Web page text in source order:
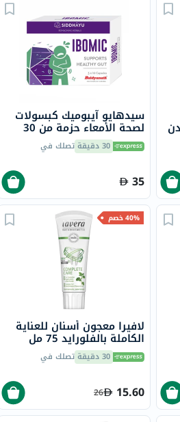
سيدهايو آيبوميك كبسولات
لصحة الأمعاء حزمة من 30
30 دقيقة تصلك في
35
40% خصم
لافيرا معجون أسنان للعناية
الكاملة بالفلورايد 75 مل
30 دقيقة تصلك في
15.60
26